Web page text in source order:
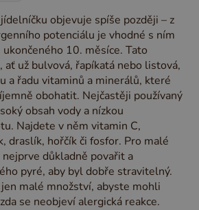
objevuje spíše později – z
potenciálu je vhodné s ním
10. měsíce. Tato
ať už bulvová, řapíkatá nebo listová,
a řadu vitaminů a minerálů, které
obohatit. Nejčastěji používaný
obsah vody a nízkou
Najdete v něm vitamin C,
draslík, hořčík či fosfor. Pro malé
důkladně povařit a
pyré, aby byl dobře stravitelný.
malé množství, abyste mohli
se neobjeví alergická reakce.